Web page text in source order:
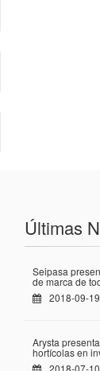
Últimas
Seipasa
de marca de
2018-09-
Arysta
hortícolas en
2018-07-